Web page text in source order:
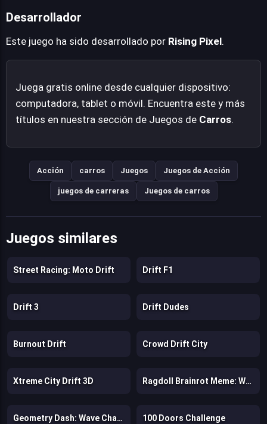
Desarrollador
Este juego ha sido desarrollado por Rising Pixel.
Juega gratis online desde cualquier dispositivo:
computadora, tablet o móvil. Encuentra este y más
títulos en nuestra sección de Juegos de Carros.
Acción carros Juegos Juegos de Acción
juegos de carreras Juegos de carros
Juegos similares
Street Racing: Moto Drift Drift F1
Drift 3 Drift Dudes
Burnout Drift Crowd Drift City
Xtreme City Drift 3D Ragdoll Brainrot Meme: Walk Challenge!
Geometry Dash: Wave Challenge 100 Doors Challenge